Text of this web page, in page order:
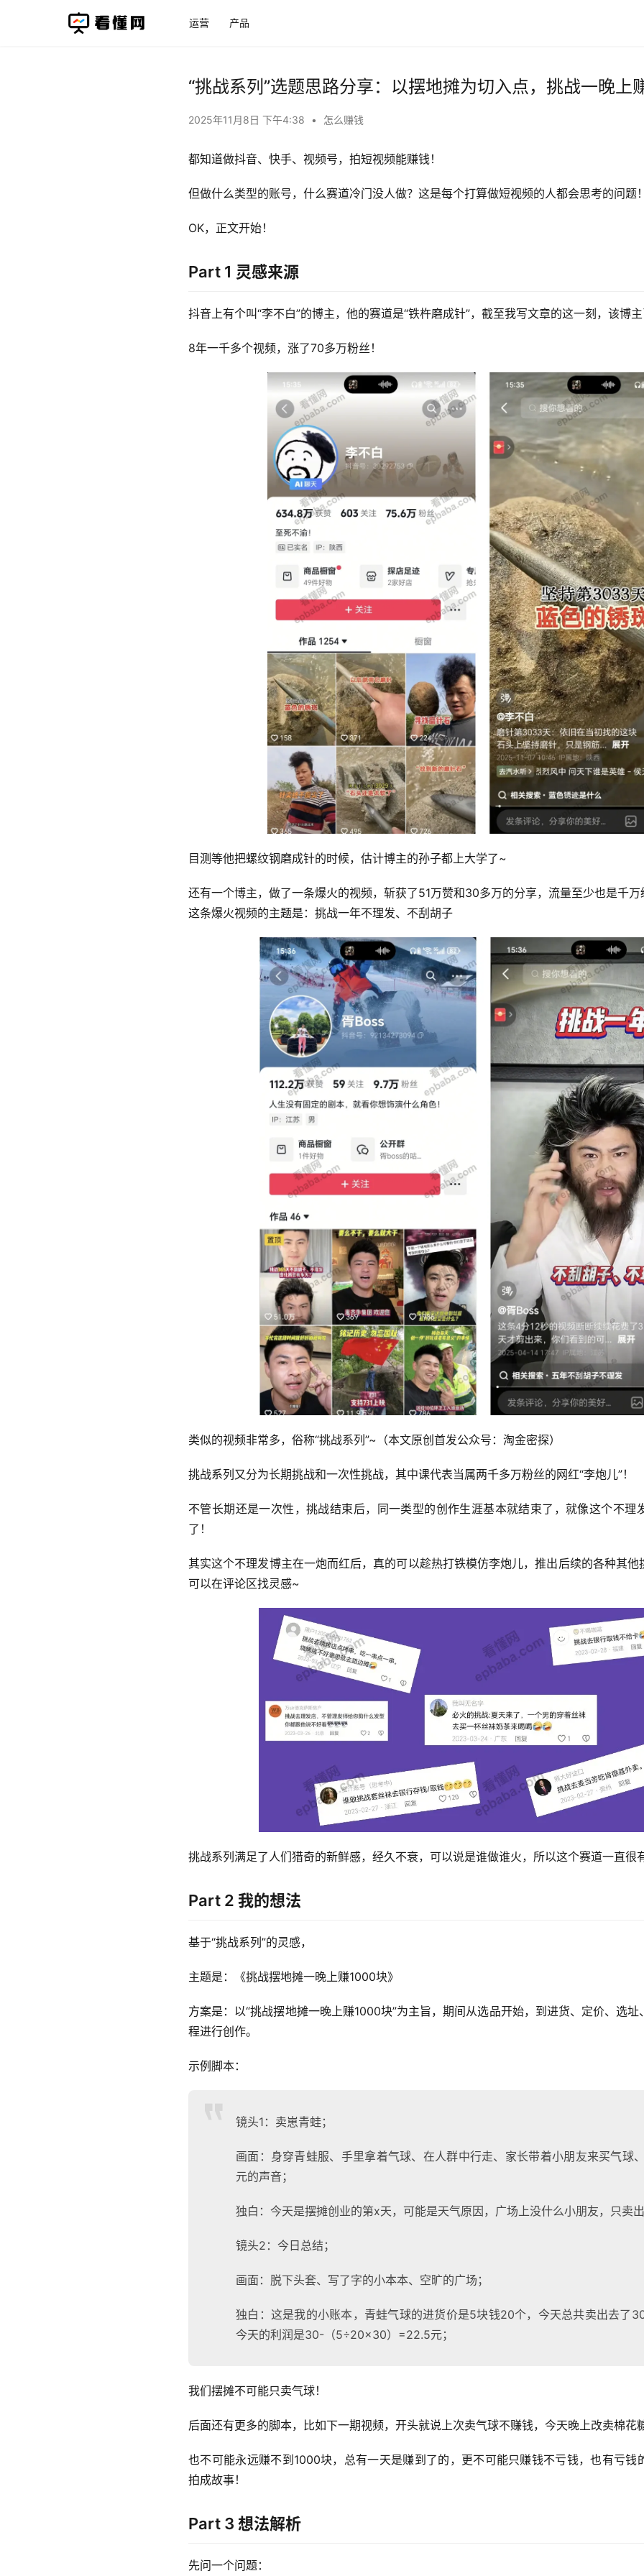
运营 产品
“挑战系列”选题思路分享：以摆地摊为切入点，挑战一晚上
2025年11月8日 下午4:38 • 怎么赚钱
都知道做抖音、快手、视频号，拍短视频能赚钱！
但做什么类型的账号，什么赛道冷门没人做？这是每个打算做短视频的人都会思考的问题
OK，正文开始！
Part 1 灵感来源
抖音上有个叫“李不白”的博主，他的赛道是“铁杵磨成针”，截至我写文章的这一刻，该博
8年一千多个视频，涨了70多万粉丝！
目测等他把螺纹钢磨成针的时候，估计博主的孙子都上大学了~
还有一个博主，做了一条爆火的视频，斩获了51万赞和30多万的分享，流量至少也是千万
这条爆火视频的主题是：挑战一年不理发、不刮胡子
类似的视频非常多，俗称“挑战系列”~（本文原创首发公众号：淘金密探）
挑战系列又分为长期挑战和一次性挑战，其中课代表当属两千多万粉丝的网红“李炮儿”！
不管长期还是一次性，挑战结束后，同一类型的创作生涯基本就结束了，就像这个不理
了！
其实这个不理发博主在一炮而红后，真的可以趁热打铁模仿李炮儿，推出后续的各种其
可以在评论区找灵感~
挑战系列满足了人们猎奇的新鲜感，经久不衰，可以说是谁做谁火，所以这个赛道一直很
Part 2 我的想法
基于“挑战系列”的灵感，
主题是：《挑战摆地摊一晚上赚1000块》
方案是：以“挑战摆地摊一晚上赚1000块”为主旨，期间从选品开始，到进货、定价、选
程进行创作。
示例脚本：
镜头1：卖崽青蛙；
画面：身穿青蛙服、手里拿着气球、在人群中行走、家长带着小朋友来买气球
元的声音；
独白：今天是摆摊创业的第x天，可能是天气原因，广场上没什么小朋友，只卖
镜头2：今日总结；
画面：脱下头套、写了字的小本本、空旷的广场；
独白：这是我的小账本，青蛙气球的进货价是5块钱20个，今天总共卖出去了
今天的利润是30-（5÷20×30）=22.5元；
我们摆摊不可能只卖气球！
后面还有更多的脚本，比如下一期视频，开头就说上次卖气球不赚钱，今天晚上改卖棉
也不可能永远赚不到1000块，总有一天是赚到了的，更不可能只赚钱不亏钱，也有亏钱
拍成故事！
Part 3 想法解析
先问一个问题：